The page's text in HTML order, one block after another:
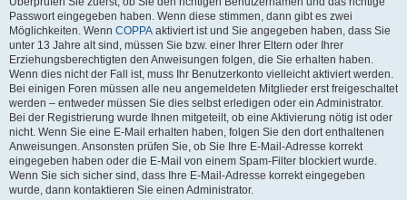
Passwort eingegeben haben. Wenn diese stimmen, dann gibt es zwei
Möglichkeiten. Wenn COPPA aktiviert ist und Sie angegeben haben, dass Sie
unter 13 Jahre alt sind, müssen Sie bzw. einer Ihrer Eltern oder Ihrer
Erziehungsberechtigten den Anweisungen folgen, die Sie erhalten haben.
Wenn dies nicht der Fall ist, muss Ihr Benutzerkonto vielleicht aktiviert werden.
Bei einigen Foren müssen alle neu angemeldeten Mitglieder erst freigeschaltet
werden – entweder müssen Sie dies selbst erledigen oder ein Administrator.
Bei der Registrierung wurde Ihnen mitgeteilt, ob eine Aktivierung nötig ist oder
nicht. Wenn Sie eine E-Mail erhalten haben, folgen Sie den dort enthaltenen
Anweisungen. Ansonsten prüfen Sie, ob Sie Ihre E-Mail-Adresse korrekt
eingegeben haben oder die E-Mail von einem Spam-Filter blockiert wurde.
Wenn Sie sich sicher sind, dass Ihre E-Mail-Adresse korrekt eingegeben
wurde, dann kontaktieren Sie einen Administrator.